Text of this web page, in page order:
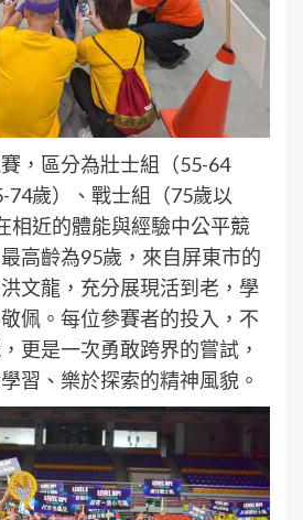
，區分為壯士組（55-64
74歲）、戰士組（75歲以
相近的體能與經驗中公平競
高齡為95歲，來自屏東市的
文龍，充分展現活到老，學
佩。每位參賽者的投入，不
更是一次勇敢跨界的嘗試，
習、樂於探索的精神風貌。